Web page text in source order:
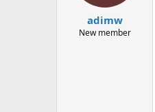
t
e
adimw
New member